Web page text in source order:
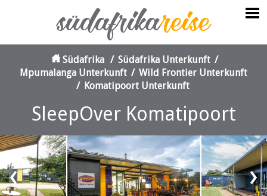
Südafrika / Südafrika Unterkunft /
Mpumalanga Unterkunft / Wild Frontier Unterkunft
/ Komatipoort Unterkunft
SleepOver Komatipoort
‹ ›